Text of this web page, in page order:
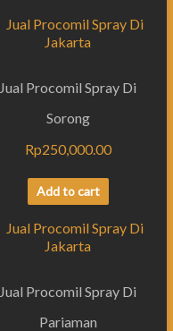
Jual Procomil Spray Di
Sorong
Rp250,000.00
Add to cart
Jual Procomil Spray Di
Pariaman